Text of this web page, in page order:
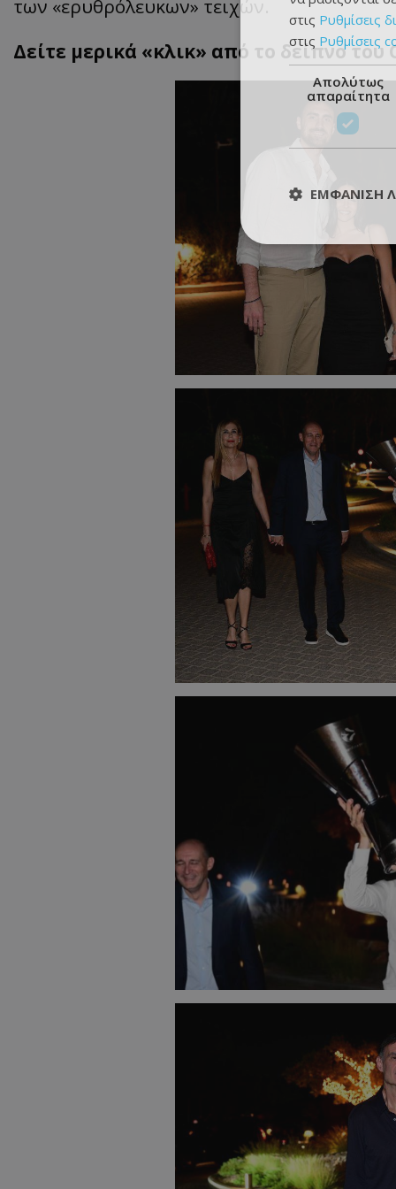
των «ερυθρόλευκων» τειχών.
Δείτε μερικά «κλικ» από το δείπνο του
στις Ρυθμίσεις
στις Ρυθμίσεις
Απολύτως
απαραίτητα
ΕΜΦΆΝΙΣΗ